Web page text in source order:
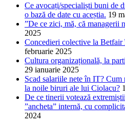
Ce avocați/specialiști buni de
o bază de date cu aceștia. 19
”De ce zici, mă, că managerii
2025
Concedieri colective la
februarie 2025
Cultura organizațională, la
29 ianuarie 2025
Scad salariile nete în IT?
la noile biruri ale lui Ciolacu?
De ce tinerii votează
”ancheta” internă, cu
2024